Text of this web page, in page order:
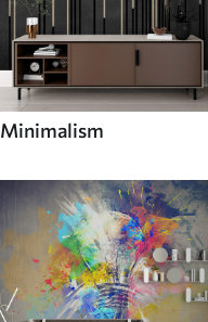
Minimalism